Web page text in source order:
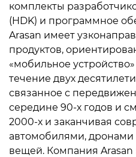
комплекты
(HDK) и программное
Arasan имеет
продуктов,
«мобильное
течение двух
связанное с
середине 90-х годов и
2000-х и заканчивая
автомобилями, дронами
вещей. Компания Arasan